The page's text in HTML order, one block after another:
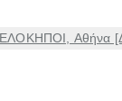
Αθήνα